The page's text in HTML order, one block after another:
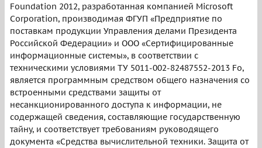
Foundation 2012, разработанная компанией Microsoft
Corporation, производимая ФГУП «Предприятие по
поставкам продукции Управления делами Президента
Российской Федерации» и ООО «Сертифицированные
информационные системы», в соответствии с
техническими условиями ТУ 5011-002-82487552-2013 Fo,
является программным средством общего назначения со
встроенными средствами защиты от
несанкционированного доступа к информации, не
содержащей сведения, составляющие государственную
тайну, и соответствует требованиям руководящего
документа «Средства вычислительной техники. Защита от